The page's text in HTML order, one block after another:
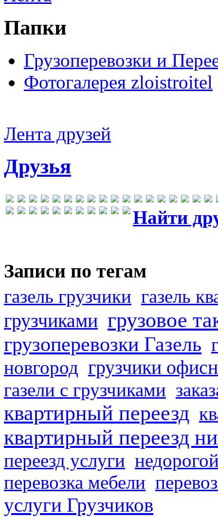
Папки
Грузоперевозки и
Фотогалерея zloistroitel
Лента друзей
Друзья
Найти
Записи по тегам
газель грузчики газель
грузчиками грузовое
грузоперевозки Газель
новгород грузчики
газели с грузчиками
квартирный переезд
квартирный переезд
переезд услуги
перевозка мебели
услуги Грузчиков